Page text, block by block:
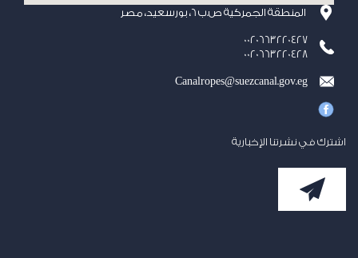
المنطقة الجمركية ص.ب 6، بورسعيد، مصر
0020663220427
0020663220428
Canalropes@suezcanal.gov.eg
اشترك في نشرتنا الإخبارية